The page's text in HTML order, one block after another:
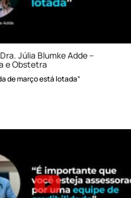
Júlia Blumke Adde –
e Obstetra
de março está lotada”